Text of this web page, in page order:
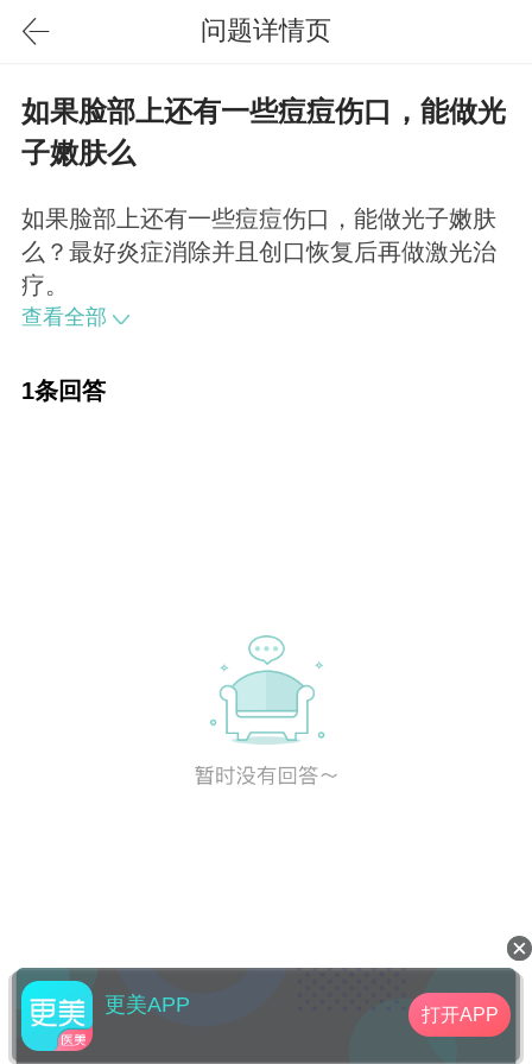
问题详情页
如果脸部上还有一些痘痘伤口，能做光
子嫩肤么
如果脸部上还有一些痘痘伤口，能做光子嫩肤
么？最好炎症消除并且创口恢复后再做激光治
疗。
查看全部
1条回答
更美APP 打开APP